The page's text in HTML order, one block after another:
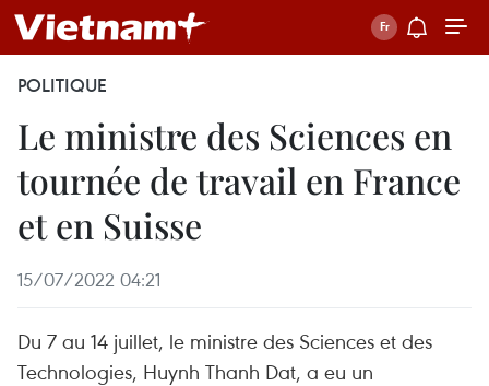
POLITIQUE
Le ministre des Sciences en
tournée de travail en France
et en Suisse
15/07/2022 04:21
Du 7 au 14 juillet, le ministre des Sciences et des
Technologies, Huynh Thanh Dat, a eu un